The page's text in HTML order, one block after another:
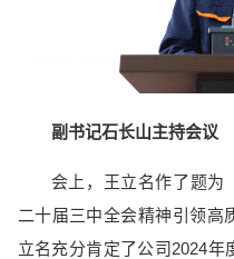
副书记石长山主持会议
会上，王立名作了题
二十届三中全会精神引领高
立名充分肯定了公司2024